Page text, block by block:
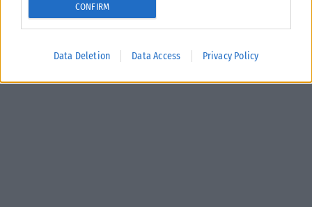
CONFIRM
Data Deletion Data Access Privacy Policy